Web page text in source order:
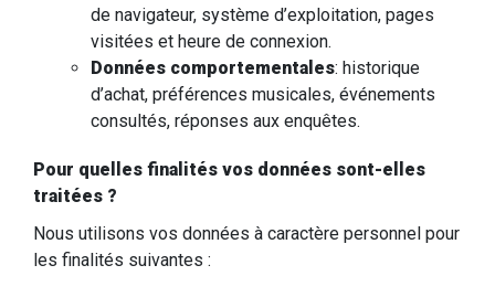
de navigateur, système d’exploitation, pages
visitées et heure de connexion.
Données comportementales: historique
d’achat, préférences musicales, événements
consultés, réponses aux enquêtes.
Pour quelles finalités vos données sont-elles
traitées ?
Nous utilisons vos données à caractère personnel pour
les finalités suivantes :